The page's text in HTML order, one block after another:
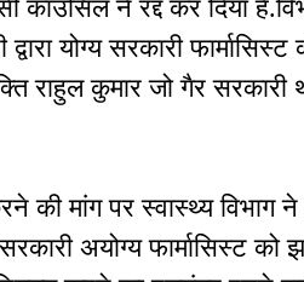
काउंसिल ने रद्द कर दिया
योग्य सरकारी
राहुल कुमार जो गैर सरकारी
की मांग पर स्वास्थ्य विभाग
अयोग्य फार्मासिस्ट को